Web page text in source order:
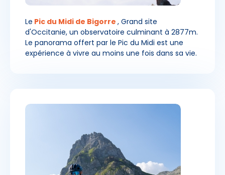
Le Pic du Midi de Bigorre , Grand site
d'Occitanie, un observatoire culminant à 2877m.
Le panorama offert par le Pic du Midi est une
expérience à vivre au moins une fois dans sa vie.